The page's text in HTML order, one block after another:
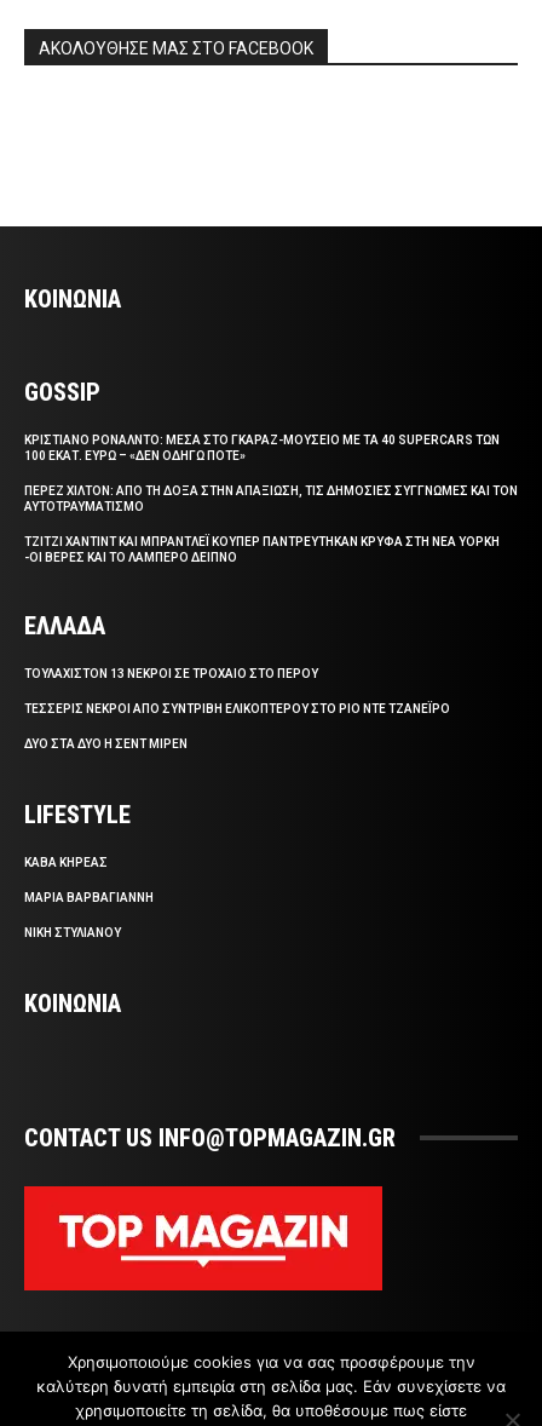
ΑΚΟΛΟΥΘΗΣΕ ΜΑΣ ΣΤΟ FACEBOOK
ΚΟΙΝΩΝΙΑ
GOSSIP
ΚΡΙΣΤΙΑΝΟ ΡΟΝΑΛΝΤΟ: ΜΕΣΑ ΣΤΟ ΓΚΑΡΑΖ-ΜΟΥΣΕΙΟ ΜΕ ΤΑ 40 SUPERCARS ΤΩΝ
100 ΕΚΑΤ. ΕΥΡΩ – «ΔΕΝ ΟΔΗΓΩ ΠΟΤΕ»
ΠΕΡΕΖ ΧΙΛΤΟΝ: ΑΠΟ ΤΗ ΔΟΞΑ ΣΤΗΝ ΑΠΑΞΙΩΣΗ, ΤΙΣ ΔΗΜΟΣΙΕΣ ΣΥΓΓΝΩΜΕΣ ΚΑΙ ΤΟΝ
ΑΥΤΟΤΡΑΥΜΑΤΙΣΜΟ
ΤΖΙΤΖΙ ΧΑΝΤΙΝΤ ΚΑΙ ΜΠΡΑΝΤΛΕΪ ΚΟΥΠΕΡ ΠΑΝΤΡΕΥΤΗΚΑΝ ΚΡΥΦΑ ΣΤΗ ΝΕΑ ΥΟΡΚΗ
-ΟΙ ΒΕΡΕΣ ΚΑΙ ΤΟ ΛΑΜΠΕΡΟ ΔΕΙΠΝΟ
ΕΛΛΑΔΑ
ΤΟΥΛΑΧΙΣΤΟΝ 13 ΝΕΚΡΟΙ ΣΕ ΤΡΟΧΑΙΟ ΣΤΟ ΠΕΡΟΥ
ΤΕΣΣΕΡΙΣ ΝΕΚΡΟΙ ΑΠΟ ΣΥΝΤΡΙΒΗ ΕΛΙΚΟΠΤΕΡΟΥ ΣΤΟ ΡΙΟ ΝΤΕ ΤΖΑΝΕΪΡΟ
ΔΥΟ ΣΤΑ ΔΥΟ Η ΣΕΝΤ ΜΙΡΕΝ
LIFESTYLE
ΚΑΒΑ ΚΗΡΕΑΣ
ΜΑΡΙΑ ΒΑΡΒΑΓΙΑΝΝΗ
ΝΙΚΗ ΣΤΥΛΙΑΝΟΥ
ΚΟΙΝΩΝΙΑ
CONTACT US INFO@TOPMAGAZIN.GR
Χρησιμοποιούμε cookies για να σας προσφέρουμε την
καλύτερη δυνατή εμπειρία στη σελίδα μας. Εάν συνεχίσετε να
χρησιμοποιείτε τη σελίδα, θα υποθέσουμε πως είστε